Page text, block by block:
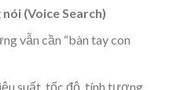
nói (Voice Search)
vẫn cần “bàn tay con
suất, tốc độ, tính tương